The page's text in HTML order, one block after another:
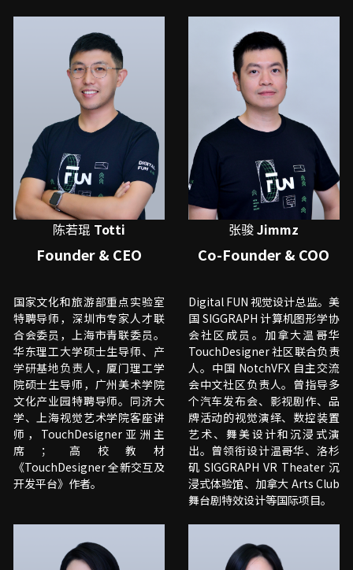
陈若琨 Totti
Founder & CEO
国家文化和旅游部重点实验室
特聘导师，深圳市专家人才联
合会委员，上海市青联委员。
华东理工大学硕士生导师、 产
学研基地负责人， 厦门理工学
院硕士生导师，广州美术学院
文化产业园特聘导师。同济大
学、上海视觉艺术学院客座讲
师，TouchDesigner亚洲主
席；高校教材
《TouchDesigner 全新交互及
开发平台》作者。
张骏 Jimmz
Co-Founder & COO
Digital FUN 视觉设计总监。美
国 SIGGRAPH 计算机图形学协
会社区成员。加拿大温哥华
TouchDesigner 社区联合负责
人。中国 NotchVFX 自主交流
会中文社区负责人。曾指导多
个汽车发布会、影视剧作、品
牌活动的视觉演绎、数控装置
艺术、舞美设计和沉浸式演
出。曾领衔设计温哥华、洛杉
矶 SIGGRAPH VR Theater 沉
浸式体验馆、加拿大 Arts Club
舞台剧特效设计等国际项目。